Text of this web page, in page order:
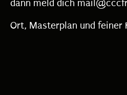
dann meld dich
Ort, Masterplan und feiner